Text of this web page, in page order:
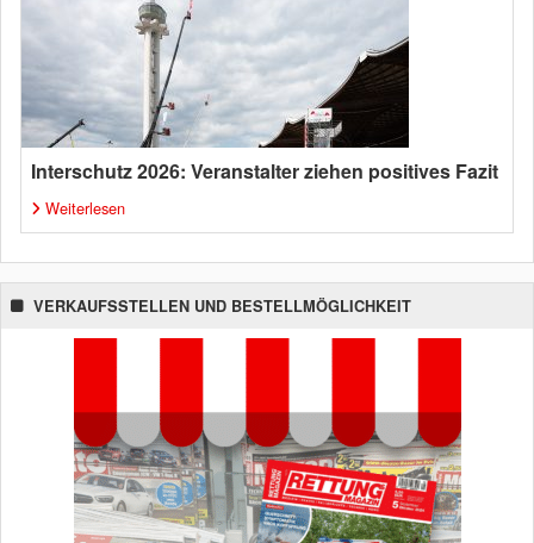
Interschutz 2026: Veranstalter ziehen positives Fazit
Weiterlesen
VERKAUFSSTELLEN UND BESTELLMÖGLICHKEIT